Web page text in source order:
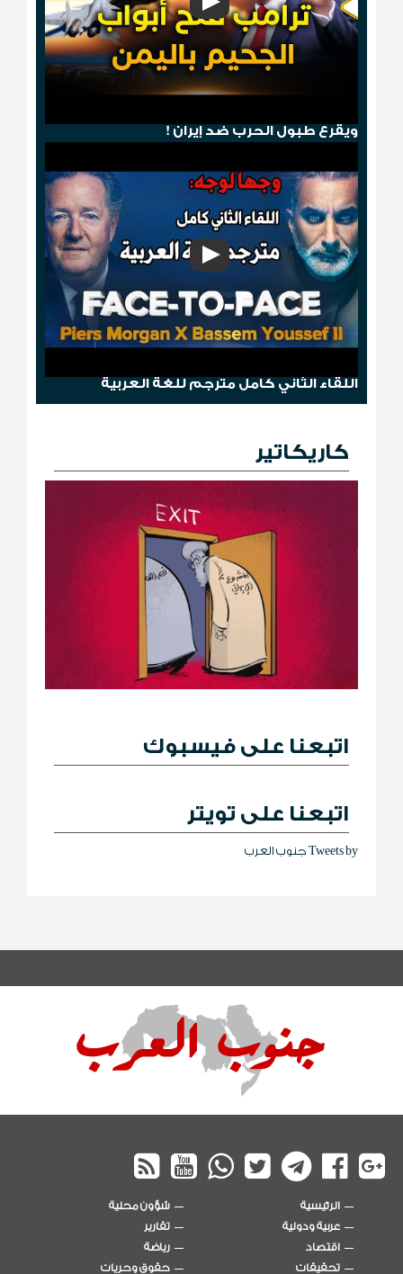
ويقرع طبول الحرب ضد إيران !
اللقاء الثاني كامل مترجم للغة العربية
كاريكاتير
اتبعنا على فيسبوك
اتبعنا على تويتر
Tweets by جنوب العرب
الرئيسية
شؤون محلية
عربية ودولية
تقارير
اقتصاد
رياضة
تحقيقات
حقوق وحريات